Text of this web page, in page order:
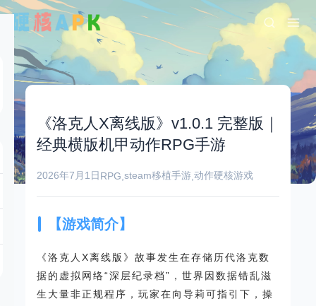
《洛克人X离线版》v1.0.1 完整版｜
经典横版机甲动作RPG手游
2026年7月1日 RPG steam移植手游 动作硬核游戏
【游戏简介】
《洛克人X离线版》故事发生在存储历代洛克数
据的虚拟网络“深层纪录档”，世界因数据错乱滋
生大量非正规程序，玩家在向导莉可指引下，操